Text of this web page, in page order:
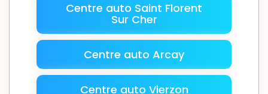
Centre auto Saint Florent
Sur Cher
Centre auto Arcay
Centre auto Vierzon